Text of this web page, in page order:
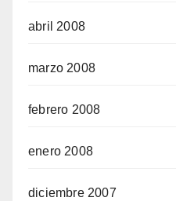
abril 2008
marzo 2008
febrero 2008
enero 2008
diciembre 2007